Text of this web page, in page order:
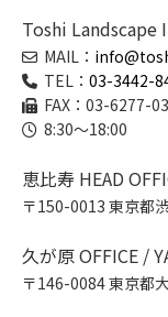
Toshi Landscape
MAIL：
TEL： 03-3442-
FAX：03-6277-
8:30～18:00
恵比寿 HEAD
〒150-0013 東京都
久が原 OFFICE /
〒146-0084 東京都